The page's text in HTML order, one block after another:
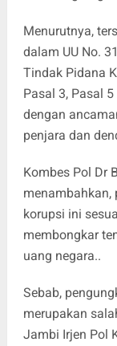
Menurutnya,
dalam UU No.
Tindak Pidana
Pasal 3, Pasal
dengan
penjara dan
Kombes Pol Dr
menambahkan,
korupsi ini
membongkar
uang negara..
Sebab,
merupakan
Jambi Irjen Pol